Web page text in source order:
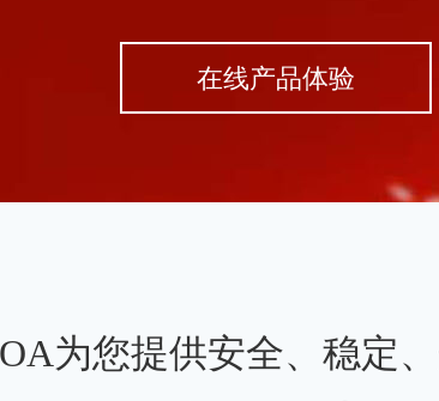
在线产品体验
为您提供安全、稳定